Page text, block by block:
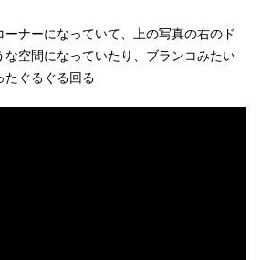
ナーになっていて、上の写真の右のド
な空間になっていたり、ブランコみたい
たぐるぐる回る